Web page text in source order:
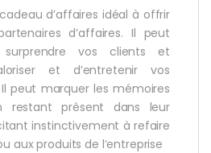
d’affaires idéal à offrir
d’affaires. Il peut
surprendre vos clients et
et d’entretenir vos
peut marquer les mémoires
restant présent dans leur
instinctivement à refaire
aux produits de l’entreprise